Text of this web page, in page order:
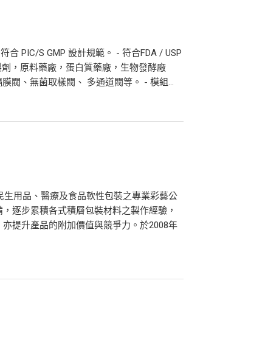
合 PIC/S GMP 設計規範。 - 符合FDA / USP
，原料藥廠，蛋白質藥廠，生物發酵廠
閥、無菌取樣閥、 多通道閥等。 - 模組...
用品、醫療及食品軟性包裝之專業彩藝公
逐步累積各式積層包裝材料之製作經驗，
提升產品的附加價值與競爭力。於2008年